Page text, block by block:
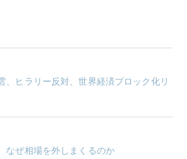
、ヒラリー反対、世界経済ブロック化リ
なぜ相場を外しまくるのか